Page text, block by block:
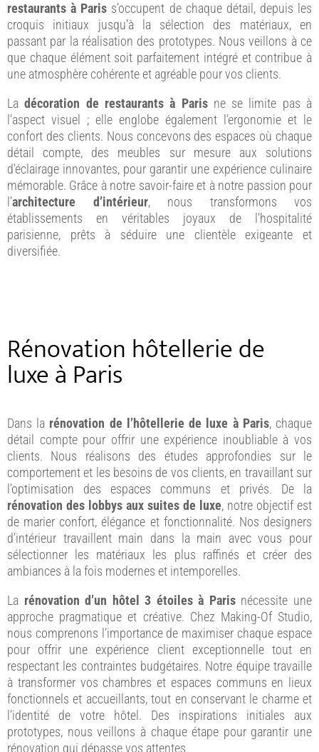
restaurants à Paris s’occupent de chaque détail, depuis les
croquis initiaux jusqu’à la sélection des matériaux, en
passant par la réalisation des prototypes. Nous veillons à ce
que chaque élément soit parfaitement intégré et contribue à
une atmosphère cohérente et agréable pour vos clients.
Ladécoration de restaurants à Parisne se limite pas à
l’aspect visuel ; elle englobe également l’ergonomie et le
confort des clients. Nous concevons des espaces où chaque
détail compte, des meubles sur mesure aux solutions
d’éclairage innovantes, pour garantir une expérience culinaire
mémorable. Grâce à notre savoir-faire et à notre passion pour
l’architecture d’intérieur, nous transformons vos
établissements en véritables joyaux de l’hospitalité
parisienne, prêts à séduire une clientèle exigeante et
diversifiée.
Rénovation hôtellerie de
luxe à Paris
Dans la rénovation de l’hôtellerie de luxe à Paris, chaque
détail compte pour offrir une expérience inoubliable à vos
clients. Nous réalisons des études approfondies sur le
comportement et les besoins de vos clients, en travaillant sur
l’optimisation des espaces communs et privés. De la
rénovation des lobbys aux suites de luxe, notre objectif est
de marier confort, élégance et fonctionnalité. Nos designers
d’intérieur travaillent main dans la main avec vous pour
sélectionner les matériaux les plus raffinés et créer des
ambiances à la fois modernes et intemporelles.
La rénovation d’un hôtel 3 étoiles à Parisnécessite une
approche pragmatique et créative. Chez Making-Of Studio,
nous comprenons l’importance de maximiser chaque espace
pour offrir une expérience client exceptionnelle tout en
respectant les contraintes budgétaires. Notre équipe travaille
à transformer vos chambres et espaces communs en lieux
fonctionnels et accueillants, tout en conservant le charme et
l’identité de votre hôtel. Des inspirations initiales aux
prototypes, nous veillons à chaque étape pour garantir une
rénovation qui dépasse vos attentes.